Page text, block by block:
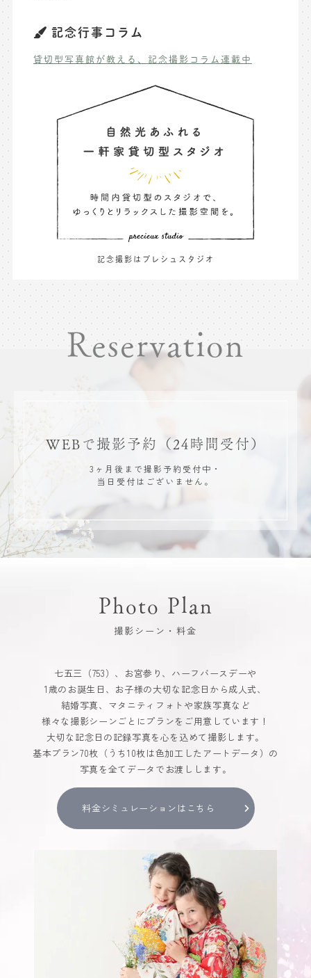
記念行事コラム
貸切型写真館が教える、記念撮影コラム連載中
記念撮影はプレシュスタジオ
Reservation
WEBで撮影予約 （24時間受付）
3ヶ月後まで撮影予約受付中・
当日受付はございません。
Photo Plan
撮影シーン・料金
七五三（753）、お宮参り、ハーフバースデーや
1歳のお誕生日、お子様の大切な記念日から成人式、
結婚写真、マタニティフォトや家族写真など
様々な撮影シーンごとにプランをご用意しています！
大切な記念日の記録写真を心を込めて撮影します。
基本プラン70枚（うち10枚は色加工したアートデータ）の
写真を全てデータでお渡しします。
料金シミュレーションはこちら